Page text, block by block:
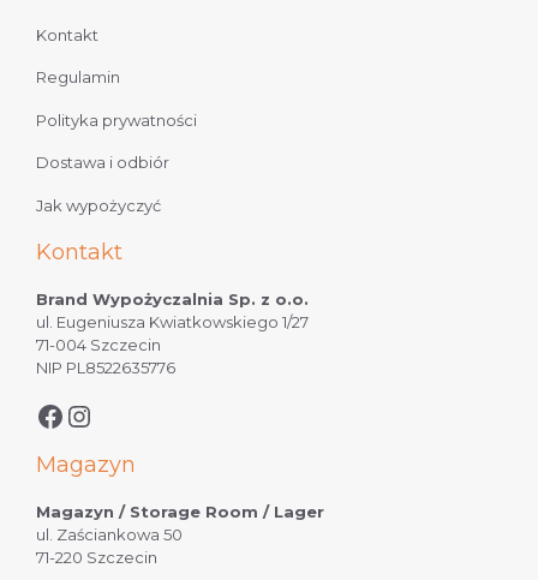
Kontakt
Regulamin
Polityka prywatności
Dostawa i odbiór
Jak wypożyczyć
Kontakt
Brand Wypożyczalnia Sp. z o.o.
ul. Eugeniusza Kwiatkowskiego 1/27
71-004 Szczecin
NIP PL8522635776
Magazyn
Magazyn / Storage Room / Lager
ul. Zaściankowa 50
71-220 Szczecin